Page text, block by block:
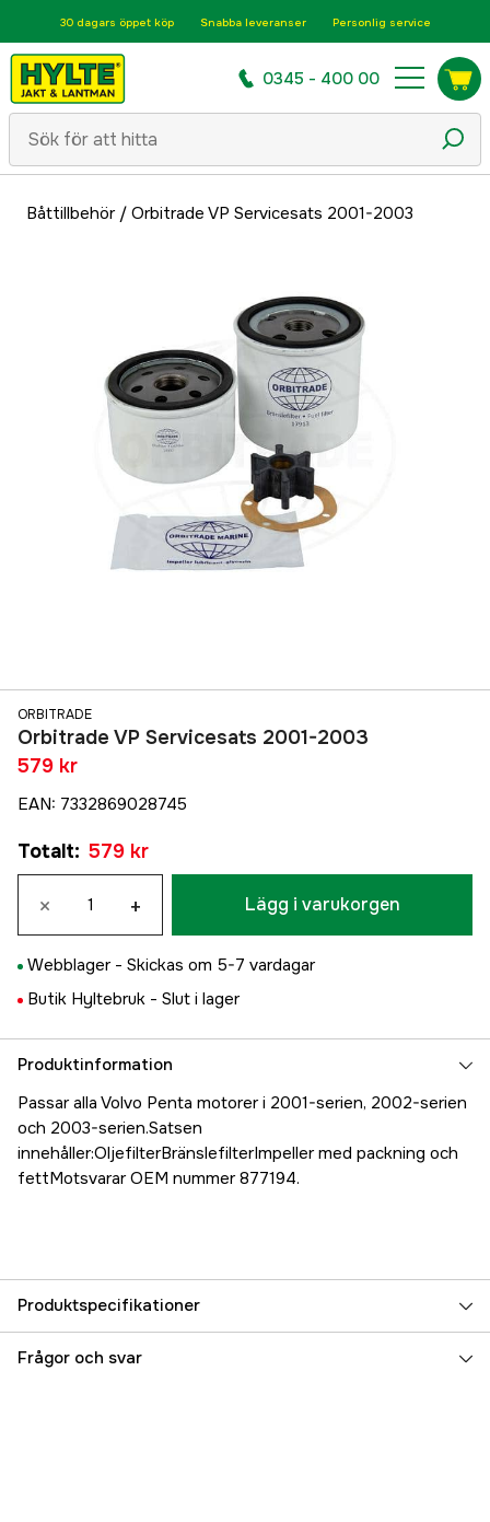
30 dagars öppet köp Snabba leveranser Personlig service
0345 - 400 00
Båttillbehör/ Orbitrade VP Servicesats 2001-2003
ORBITRADE
Orbitrade VP Servicesats 2001-2003
579 kr
EAN: 7332869028745
Totalt: 579 kr
× + Lägg i varukorgen
Webblager - Skickas om 5-7 vardagar
Butik Hyltebruk - Slut i lager
Produktinformation
Passar alla Volvo Penta motorer i 2001-serien, 2002-serien
och 2003-serien.Satsen
innehåller:OljefilterBränslefilterImpeller med packning och
fettMotsvarar OEM nummer 877194.
Produktspecifikationer
Referensnummer 5000070700
Frågor och svar